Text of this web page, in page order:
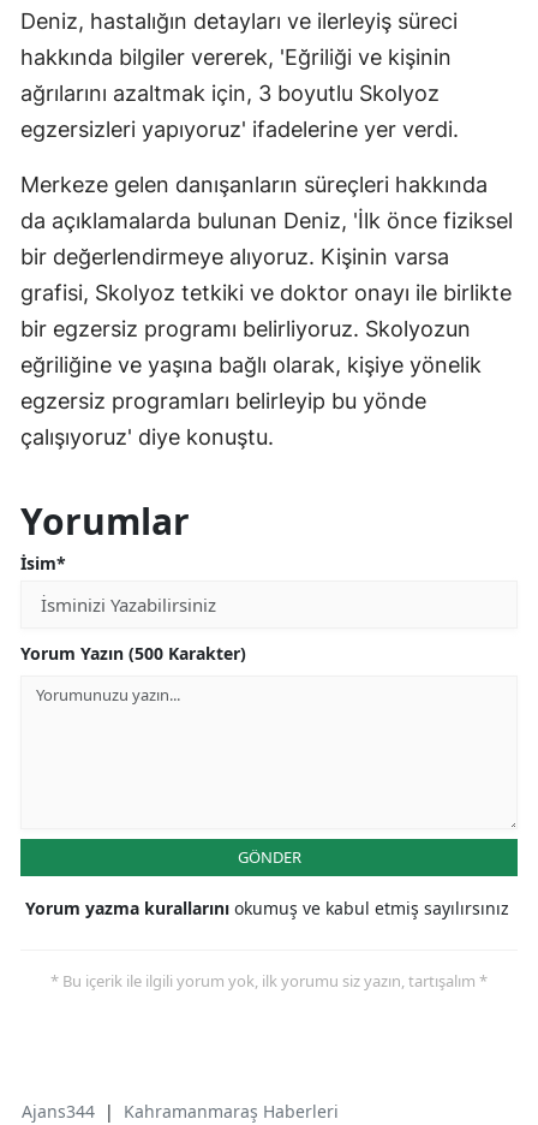
Deniz, hastalığın detayları ve ilerleyiş süreci
hakkında bilgiler vererek, 'Eğriliği ve kişinin
ağrılarını azaltmak için, 3 boyutlu Skolyoz
egzersizleri yapıyoruz' ifadelerine yer verdi.
Merkeze gelen danışanların süreçleri hakkında
da açıklamalarda bulunan Deniz, 'İlk önce fiziksel
bir değerlendirmeye alıyoruz. Kişinin varsa
grafisi, Skolyoz tetkiki ve doktor onayı ile birlikte
bir egzersiz programı belirliyoruz. Skolyozun
eğriliğine ve yaşına bağlı olarak, kişiye yönelik
egzersiz programları belirleyip bu yönde
çalışıyoruz' diye konuştu.
Yorumlar
İsim*
Yorum Yazın (500 Karakter)
GÖNDER
Yorum yazma kurallarını okumuş ve kabul etmiş sayılırsınız
* Bu içerik ile ilgili yorum yok, ilk yorumu siz yazın, tartışalım *
Ajans344 | Kahramanmaraş Haberleri